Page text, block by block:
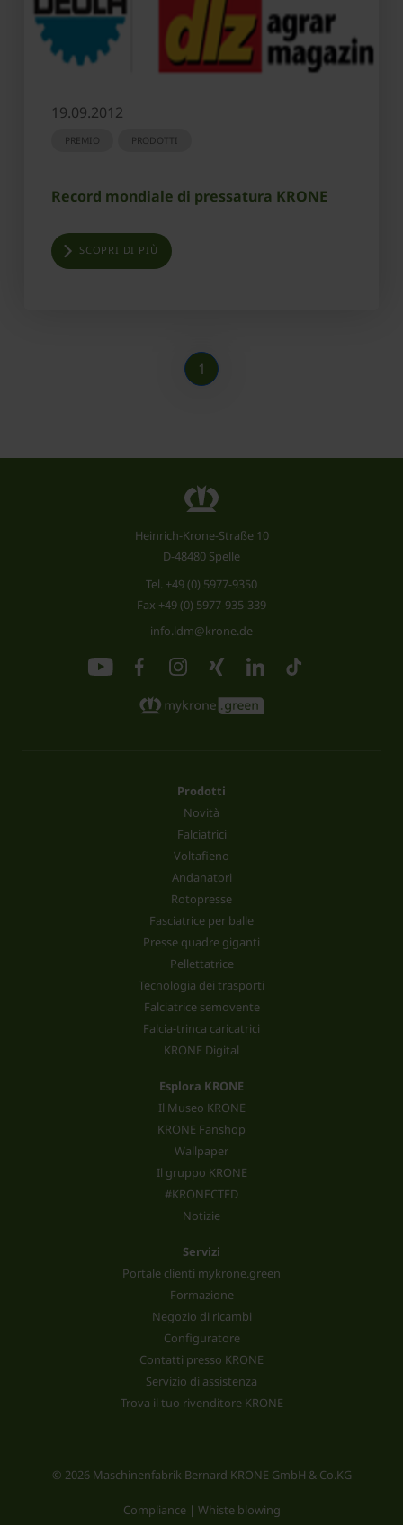
19.09.2012
PREMIO PRODOTTI
Record mondiale di pressatura KRONE
SCOPRI DI PIÙ
1
Heinrich-Krone-Straße 10
D-48480 Spelle
Tel. +49 (0) 5977-9350
Fax +49 (0) 5977-935-339
info.ldm@krone.de
Prodotti
Novità
Falciatrici
Voltafieno
Andanatori
Rotopresse
Fasciatrice per balle
Presse quadre giganti
Pellettatrice
Tecnologia dei trasporti
Falciatrice semovente
Falcia-trinca caricatrici
KRONE Digital
Esplora KRONE
Il Museo KRONE
KRONE Fanshop
Wallpaper
Il gruppo KRONE
#KRONECTED
Notizie
Servizi
Portale clienti mykrone.green
Formazione
Negozio di ricambi
Configuratore
Contatti presso KRONE
Servizio di assistenza
Trova il tuo rivenditore KRONE
© 2026 Maschinenfabrik Bernard KRONE GmbH & Co.KG
Compliance | Whiste blowing